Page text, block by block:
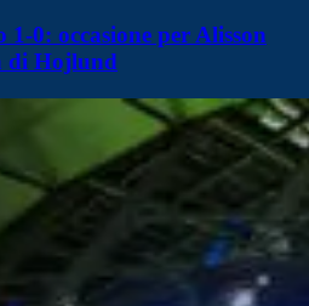
0: occasione per Alisson
di Hojlund